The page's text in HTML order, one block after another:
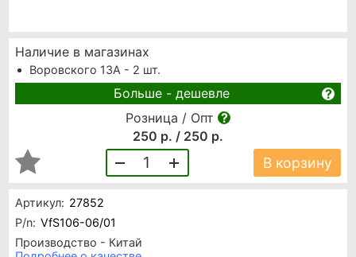
Артикул: 27852
P/n: VfS106-06/01
Производство - Китай
Наличие в магазинах
Воровского 13А - 2 шт.
Больше - дешевле
Розница / Опт
250 р. / 250 р.
1 В корзину